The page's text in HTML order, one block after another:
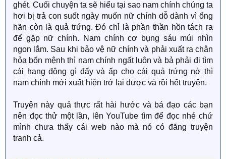
ghét. Cuối chuyện ta sẽ hiểu tại sao nam chính chúng ta
hơi bị trả con suốt ngày muốn nữ chính dỗ dành vì ổng
hãn còn là quả trứng. Đó chỉ là phần thần hồn tách ra
để gặp nữ chính. Nam chính cơ bụng sáu múi nhìn
ngon lắm. Sau khi bảo vệ nữ chính và phải xuất ra chân
hỏa bổn mệnh thì nam chính ngất luôn và bả phải đi tìm
cái hang động gì đấy và ấp cho cái quả trứng nở thì
nam chính mới xuất hiện trở lại được và rồi hết truyện.
Truyện này quả thực rất hài hước và bá đạo các bạn
nên đọc thử một lần, lên YouTube tìm để đọc nhé chứ
mình chưa thấy cái web nào mà nó có đăng truyện
tranh cả.